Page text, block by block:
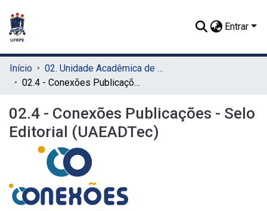
Entrar
Início
02. Unidade Acadêmica de Educação a Distância e Tecnologia (UAEADTec)
02.4 - Conexões Publicações - Selo Editorial (UAEADTec)
02.4 - Conexões Publicações - Selo
Editorial (UAEADTec)